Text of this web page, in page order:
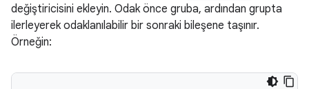
değiştiricisini ekleyin. Odak önce gruba, ardından grupta
ilerleyerek odaklanılabilir bir sonraki bileşene taşınır.
Örneğin: